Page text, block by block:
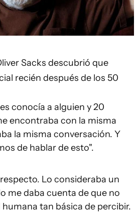
Sacks descubrió que
recién después de los 50
conocía a alguien y 20
encontraba con la misma
la misma conversación. Y
de hablar de esto".
Lo consideraba un
me daba cuenta de que no
tan básica de percibir.